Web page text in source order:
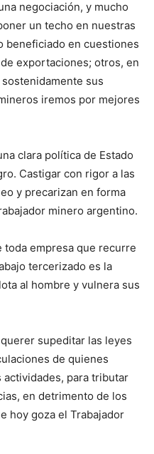
negociación, y mucho
un techo en nuestras
beneficiado en cuestiones
exportaciones; otros, en
sus
iremos por mejores
clara política de Estado
Castigar con rigor a las
y precarizan en forma
minero argentino.
toda empresa que recurre
tercerizado es la
al hombre y vulnera sus
supeditar las leyes
de quienes
para tributar
en detrimento de los
hoy goza el Trabajador